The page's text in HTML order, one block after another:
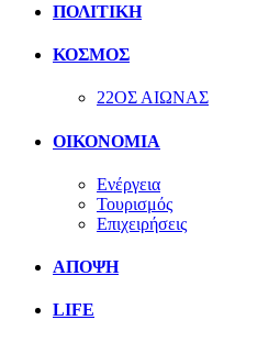
ΠΟΛΙΤΙΚΗ
ΚΟΣΜΟΣ
22ΟΣ ΑΙΩΝΑΣ
ΟΙΚΟΝΟΜΙΑ
Ενέργεια
Τουρισμός
Επιχειρήσεις
ΑΠΟΨΗ
LIFE